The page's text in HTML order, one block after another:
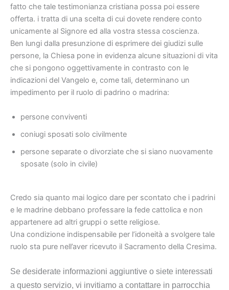
fatto che tale testimonianza cristiana possa poi essere
offerta. i tratta di una scelta di cui dovete rendere conto
unicamente al Signore ed alla vostra stessa coscienza.
Ben lungi dalla presunzione di esprimere dei giudizi sulle
persone, la Chiesa pone in evidenza alcune situazioni di vita
che si pongono oggettivamente in contrasto con le
indicazioni del Vangelo e, come tali, determinano un
impedimento per il ruolo di padrino o madrina:
persone conviventi
coniugi sposati solo civilmente
persone separate o divorziate che si siano nuovamente
sposate (solo in civile)
Credo sia quanto mai logico dare per scontato che i padrini
e le madrine debbano professare la fede cattolica e non
appartenere ad altri gruppi o sette religiose.
Una condizione indispensabile per l’idoneità a svolgere tale
ruolo sta pure nell’aver ricevuto il Sacramento della Cresima.
Se desiderate informazioni aggiuntive o siete interessati
a questo servizio, vi invitiamo a contattare in parrocchia